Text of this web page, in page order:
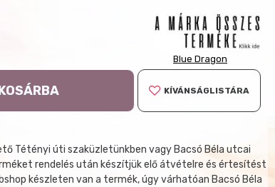
Blue Dragon
KÍVÁNSÁGLISTÁRA
Tétényi úti szaküzletünkben vagy Bacsó Béla utcai
rendelés után készítjük elő átvételre és értesítést
készleten van a termék, úgy várhatóan Bacsó Béla